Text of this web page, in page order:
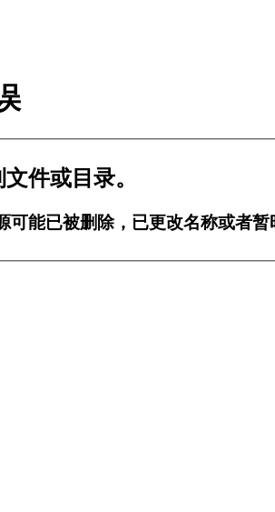
件或目录。
可能已被删除，已更改名称或者暂